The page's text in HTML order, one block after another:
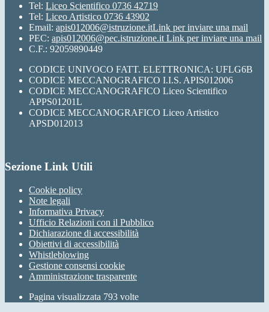
Tel: Liceo Scientifico 0736 42719
Tel: Liceo Artistico 0736 43902
Email: apis012006@istruzione.itLink per inviare una mail
PEC: apis012006@pec.istruzione.it Link per inviare una mail
C.F.: 92059890449
CODICE UNIVOCO FATT. ELETTRONICA: UFLG6B
CODICE MECCANOGRAFICO I.I.S. APIS012006
CODICE MECCANOGRAFICO Liceo Scientifico
APPS01201L
CODICE MECCANOGRAFICO Liceo Artistico
APSD012013
Sezione Link Utili
Cookie policy
Note legali
Informativa Privacy
Ufficio Relazioni con il Pubblico
Dichiarazione di accessibilità
Obiettivi di accessibilità
Whistleblowing
Gestione consensi cookie
Amministrazione trasparente
Pagina visualizzata 793 volte